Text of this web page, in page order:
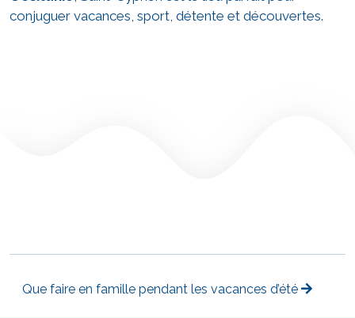
conjuguer vacances, sport, détente et découvertes.
Que faire en famille pendant les vacances d’été